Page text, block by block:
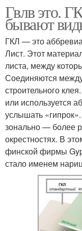
Гвлв это.
бывают
ГКЛ — это
Лист. Этот
листа, между
Соединяются
строительного
или используется
услышать
зонально — более
окрестностях. В
финской фирмы
стало именем